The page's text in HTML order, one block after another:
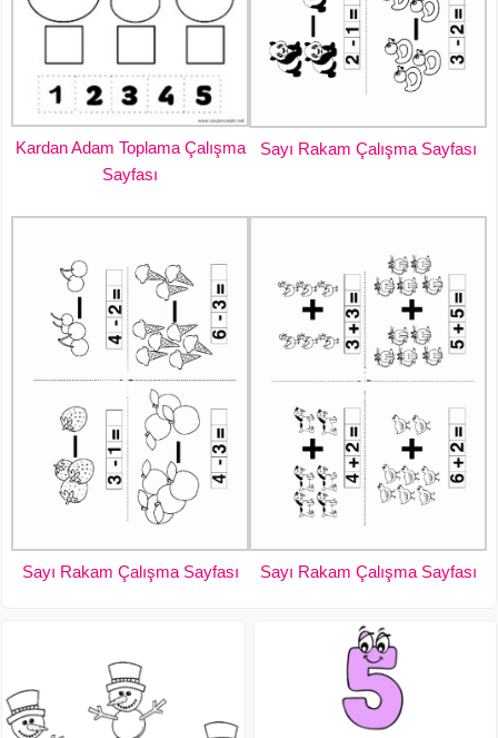
Kardan Adam Toplama Çalışma
Sayfası
Sayı Rakam Çalışma Sayfası
Sayı Rakam Çalışma Sayfası Sayı Rakam Çalışma Sayfası